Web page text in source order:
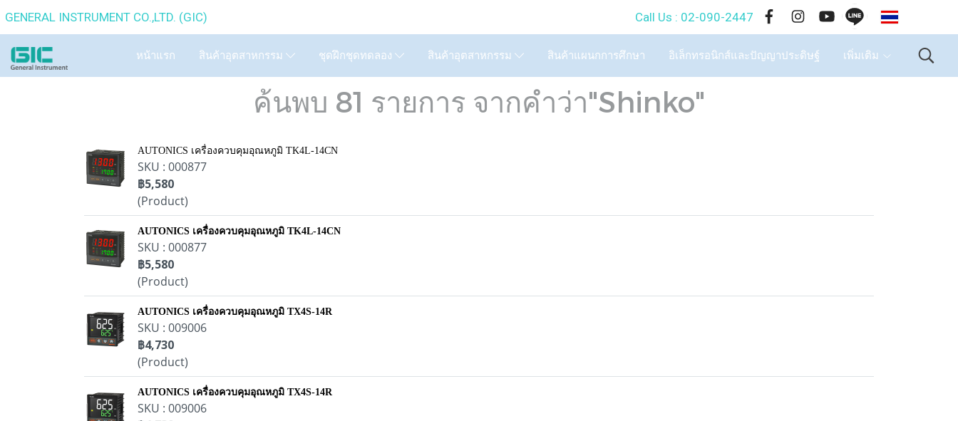
GENERAL INSTRUMENT CO.,LTD. (GIC) Call Us : 02-090-2447
หน้าแรก สินค้าอุตสาหกรรม ชุดฝึกชุดทดลอง สินค้าอุตสาหกรรม สินค้าแผนกการศึกษา อิเล็กทรอนิกส์และปัญญาประดิษฐ์ เพิ่มเติม
ค้นพบ 81 รายการ จากคำว่า"Shinko"
AUTONICS เครื่องควบคุมอุณหภูมิ TK4L-14CN
SKU : 000877
฿5,580
(Product)
AUTONICS เครื่องควบคุมอุณหภูมิ TK4L-14CN
SKU : 000877
฿5,580
(Product)
AUTONICS เครื่องควบคุมอุณหภูมิ TX4S-14R
SKU : 009006
฿4,730
(Product)
AUTONICS เครื่องควบคุมอุณหภูมิ TX4S-14R
SKU : 009006